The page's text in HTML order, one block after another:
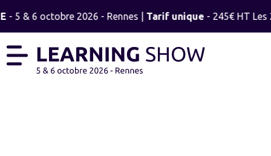
- 5 & 6 octobre 2026 - Rennes | Tarif unique- 245€ HT Les